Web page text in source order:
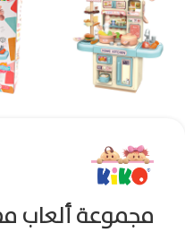
مجموعة ألعاب